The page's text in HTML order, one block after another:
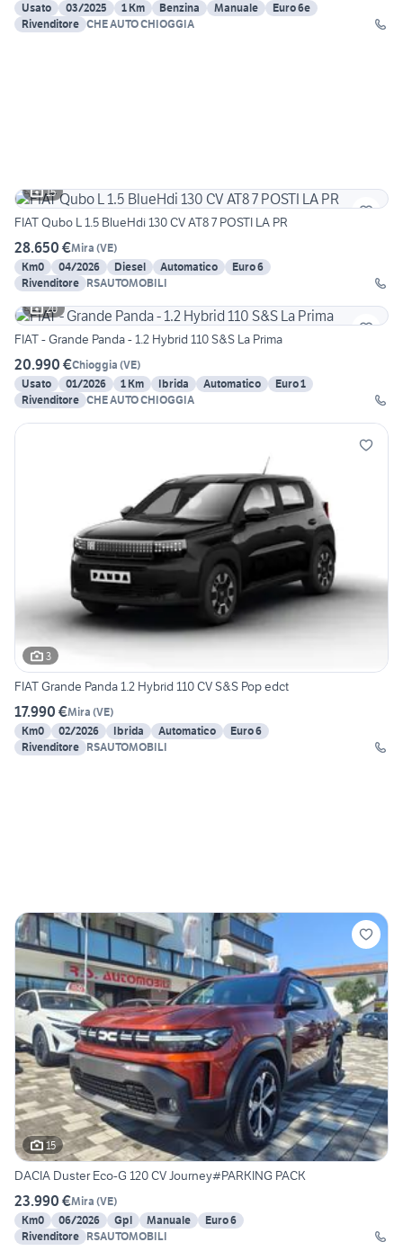
Usato
03/2025 1 Km Benzina Manuale
Euro 6e
Rivenditore CHE AUTO CHIOGGIA
15
FIAT Qubo L 1.5 BlueHdi 130 CV AT8 7 POSTI LA PR
28.650 €Mira (VE)
Km0
04/2026 Diesel Automatico
Euro 6
Rivenditore RSAUTOMOBILI
20
FIAT - Grande Panda - 1.2 Hybrid 110 S&S La Prima
20.990 €Chioggia (VE)
Usato
01/2026 1 Km Ibrida Automatico
Euro 1
Rivenditore CHE AUTO CHIOGGIA
3
FIAT Grande Panda 1.2 Hybrid 110 CV S&S Pop edct
17.990 €Mira (VE)
Km0
02/2026 Ibrida Automatico
Euro 6
Rivenditore RSAUTOMOBILI
15
DACIA Duster Eco-G 120 CV Journey#PARKING PACK
23.990 €Mira (VE)
Km0
06/2026 Gpl Manuale
Euro 6
Rivenditore RSAUTOMOBILI